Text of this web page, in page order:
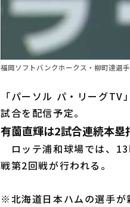
福岡ソフトバンクホークス・柳町達選
「パーソル パ・リーグ
試合を配信予定。
有薗直輝は2試合連続本
ロッテ浦和球場では、
戦第2回戦が行われる。
※北海道日本ハムの選手が